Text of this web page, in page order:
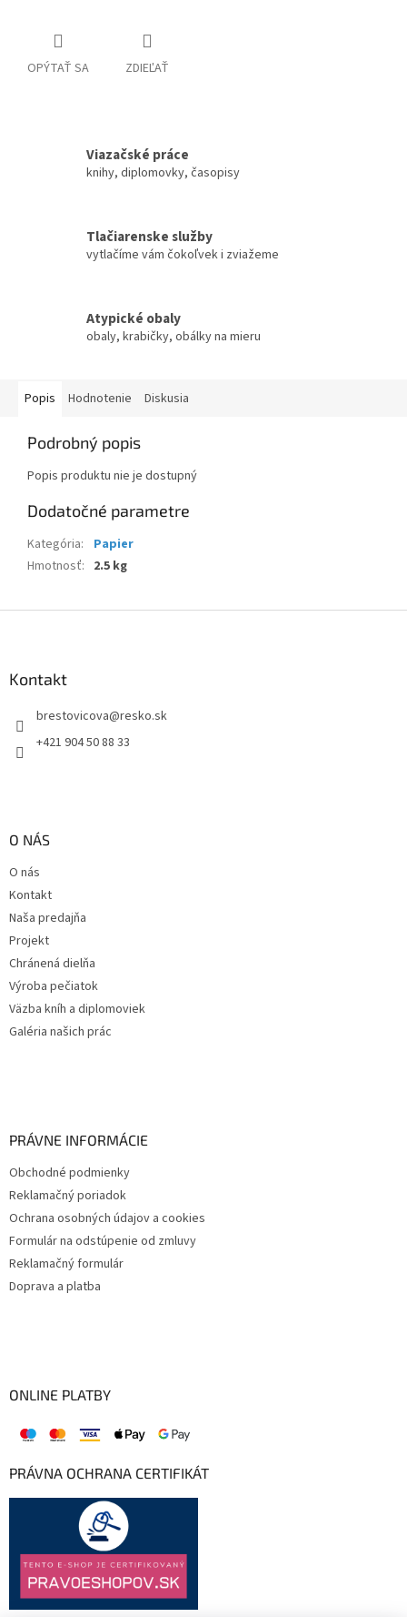
OPÝTAŤ SA ZDIEĽAŤ
Viazačské práce
knihy, diplomovky, časopisy
Tlačiarenske služby
vytlačíme vám čokoľvek i zviažeme
Atypické obaly
obaly, krabičky, obálky na mieru
Popis Hodnotenie Diskusia
Podrobný popis
Popis produktu nie je dostupný
Dodatočné parametre
Kategória:
Papier
Hmotnosť: 2.5 kg
Kontakt
brestovicova@resko.sk
+421 904 50 88 33
O NÁS
O nás
Kontakt
Naša predajňa
Projekt
Chránená dielňa
Výroba pečiatok
Väzba kníh a diplomoviek
Galéria našich prác
PRÁVNE INFORMÁCIE
Obchodné podmienky
Reklamačný poriadok
Ochrana osobných údajov a cookies
Formulár na odstúpenie od zmluvy
Reklamačný formulár
Doprava a platba
ONLINE PLATBY
PRÁVNA OCHRANA CERTIFIKÁT